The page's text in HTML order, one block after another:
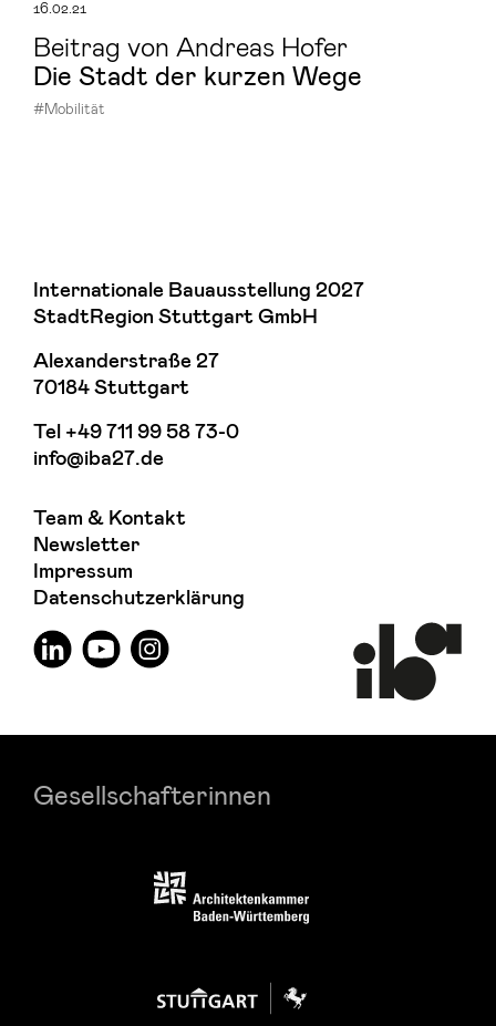
16.02.21
Beitrag von Andreas Hofer
Die Stadt der kur­zen Wege
#Mobilität
Internationale Bauausstellung 2027
StadtRegion Stuttgart GmbH
Alexanderstraße 27
70184 Stuttgart
Tel +49 711 99 58 73-0
info@iba27.de
Team & Kontakt
Newsletter
Impressum
Datenschutzerklärung
Gesellschafterinnen